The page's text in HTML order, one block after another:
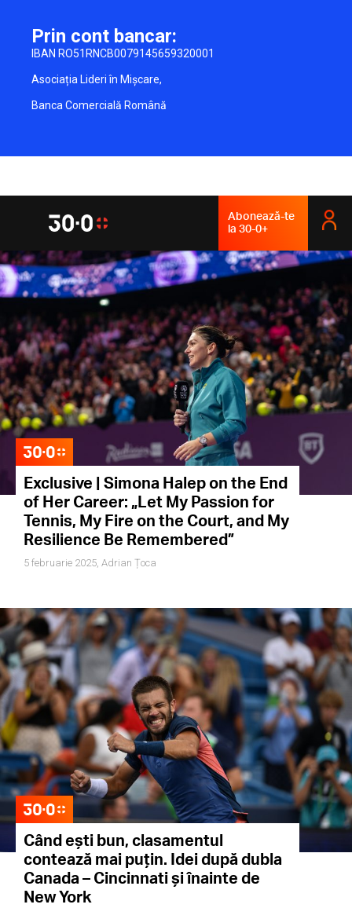
Prin cont bancar:
IBAN RO51RNCB0079145659320001
Asociația Lideri în Mișcare,
Banca Comercială Română
Abonează-te
la 30-0+
Exclusive | Simona Halep on the End
of Her Career: „Let My Passion for
Tennis, My Fire on the Court, and My
Resilience Be Remembered”
5 februarie 2025, Adrian Țoca
Când ești bun, clasamentul
contează mai puțin. Idei după dubla
Canada – Cincinnati și înainte de
New York